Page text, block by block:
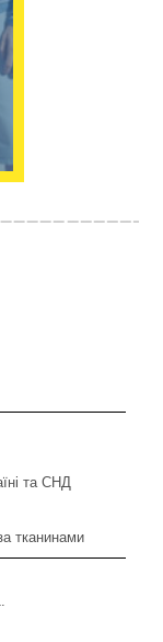
та СНД
тканинами